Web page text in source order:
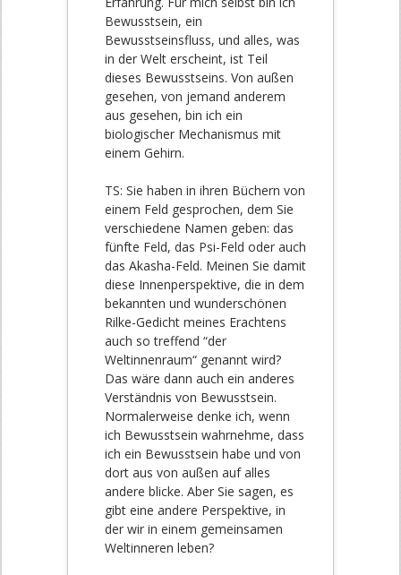
Bewusstsein, ein
Bewusstseinsfluss, und alles, was
in der Welt erscheint, ist Teil
dieses Bewusstseins. Von außen
gesehen, von jemand anderem
aus gesehen, bin ich ein
biologischer Mechanismus mit
einem Gehirn.
TS: Sie haben in ihren Büchern von
einem Feld gesprochen, dem Sie
verschiedene Namen geben: das
fünfte Feld, das Psi-Feld oder auch
das Akasha-Feld. Meinen Sie damit
diese Innenperspektive, die in dem
bekannten und wunderschönen
Rilke-Gedicht meines Erachtens
auch so treffend “der
Weltinnenraum“ genannt wird?
Das wäre dann auch ein anderes
Verständnis von Bewusstsein.
Normalerweise denke ich, wenn
ich Bewusstsein wahrnehme, dass
ich ein Bewusstsein habe und von
dort aus von außen auf alles
andere blicke. Aber Sie sagen, es
gibt eine andere Perspektive, in
der wir in einem gemeinsamen
Weltinneren leben?